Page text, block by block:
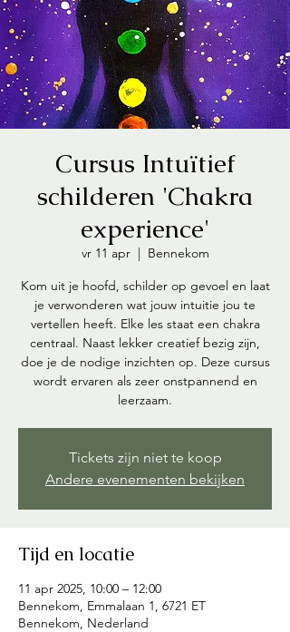
Cursus Intuïtief
schilderen 'Chakra
experience'
vr 11 apr
  |
Bennekom
Kom uit je hoofd, schilder op gevoel en laat
je verwonderen wat jouw intuitie jou te
vertellen heeft. Elke les staat een chakra
centraal. Naast lekker creatief bezig zijn,
doe je de nodige inzichten op. Deze cursus
wordt ervaren als zeer onstpannend en
leerzaam.
Tickets zijn niet te koop
Andere evenementen bekijken
Tijd en locatie
11 apr 2025, 10:00 – 12:00
Bennekom, Emmalaan 1, 6721 ET
Bennekom, Nederland